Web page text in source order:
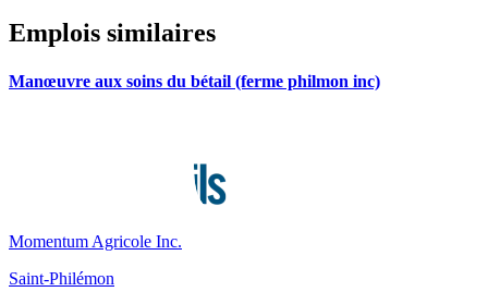
Emplois similaires
Manœuvre aux soins du bétail (ferme philmon inc)
Momentum Agricole Inc.
Saint-Philémon